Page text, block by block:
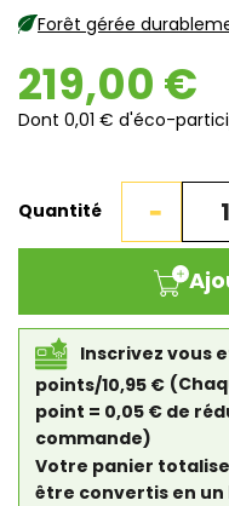
Forêt gérée
219,00 €
Dont 0,01 € d'éco-
Quantité
Inscrivez vous
points/10,95 €
point = 0,05 € de
commande)
Votre panier
être convertis en un